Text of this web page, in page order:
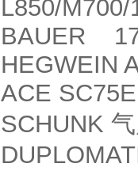
L850/
BAUER
HEGWEIN
ACE
SCHUNK